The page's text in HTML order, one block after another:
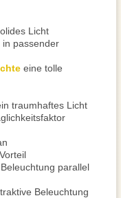
Licht
in passender
eine tolle
traumhaftes Licht
parallel
Beleuchtung